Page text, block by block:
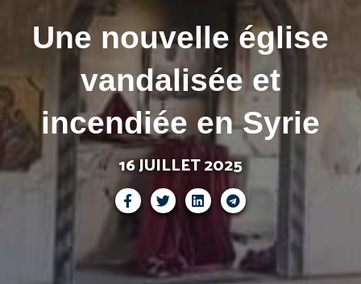
Une nouvelle église
vandalisée et
incendiée en Syrie
16 JUILLET 2025